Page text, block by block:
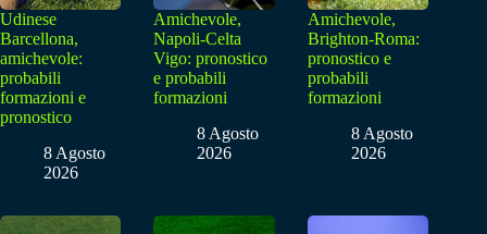
Udinese
Barcellona,
amichevole:
probabili
formazioni e
pronostico
8 Agosto
2026
Amichevole,
Napoli-Celta
Vigo: pronostico
e probabili
formazioni
8 Agosto
2026
Amichevole,
Brighton-Roma:
pronostico e
probabili
formazioni
8 Agosto
2026